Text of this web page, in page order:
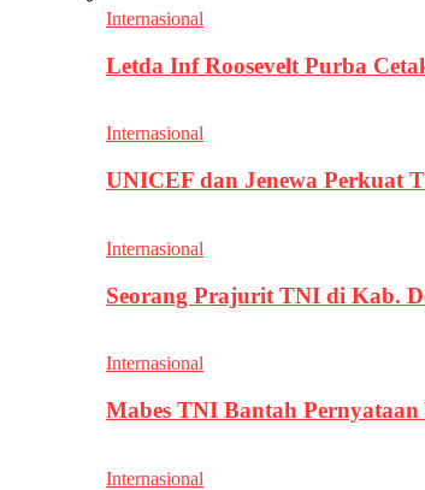
Internasional
Letda Inf Roosevelt Purba
Internasional
UNICEF dan Jenewa Perkuat
Internasional
Seorang Prajurit TNI di Kab.
Internasional
Mabes TNI Bantah
Internasional